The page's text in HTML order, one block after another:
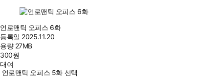
언로맨틱 오피스 6화
등록일 2025.11.20
용량 27MB
300원
대여
언로맨틱 오피스 5화 선택